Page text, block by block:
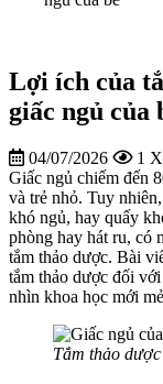
Lợi ích của
giấc ngủ của
04/07/2026 1
Giấc ngủ chiếm đến
và trẻ nhỏ. Tuy
khó ngủ, hay quấy
phòng hay hát ru, có
tắm thảo dược. Bài
tắm thảo dược đối
nhìn khoa học mới
Tắm thảo